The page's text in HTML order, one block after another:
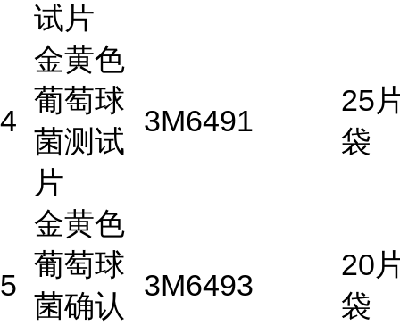
试片
4
金黄色
葡萄球
菌测试
片
3M6491
25
袋
5
金黄色
葡萄球
菌确认
3M6493
20
袋